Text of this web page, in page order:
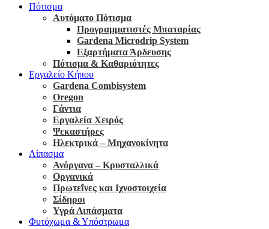
Πότισμα
Αυτόματο Πότισμα
Προγραμματιστές Μπαταρίας
Gardena Microdrip System
Εξαρτήματα Άρδευσης
Πότισμα & Καθαριότητες
Εργαλείο Κήπου
Gardena Combisystem
Oregon
Γάντια
Εργαλεία Χειρός
Ψεκαστήρες
Ηλεκτρικά – Μηχανοκίνητα
Λίπασμα
Ανόργανα – Κρυσταλλικά
Οργανικά
Πρωτεΐνες και Ιχνοστοιχεία
Σίδηροι
Υγρά Λιπάσματα
Φυτόχωμα & Υπόστρωμα